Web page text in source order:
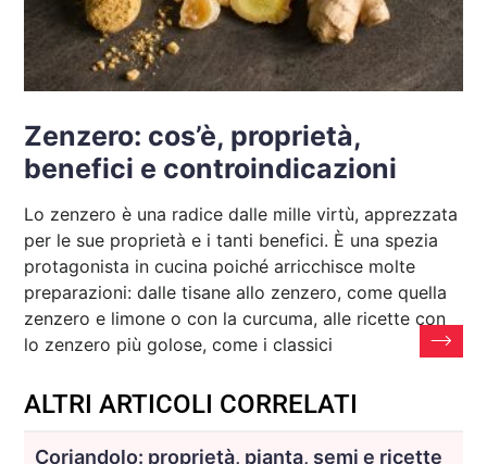
Zenzero: cos’è, proprietà,
benefici e controindicazioni
Lo zenzero è una radice dalle mille virtù, apprezzata
per le sue proprietà e i tanti benefici. È una spezia
protagonista in cucina poiché arricchisce molte
preparazioni: dalle tisane allo zenzero, come quella
zenzero e limone o con la curcuma, alle ricette con
lo zenzero più golose, come i classici
ALTRI ARTICOLI CORRELATI
Coriandolo: proprietà, pianta, semi e ricette